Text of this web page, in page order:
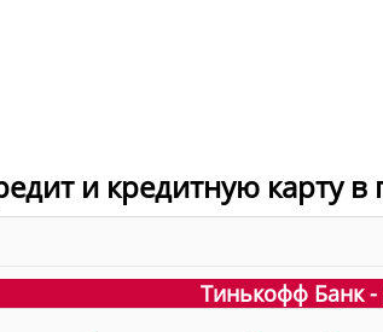
и кредитную карту в
Тинькофф Банк -